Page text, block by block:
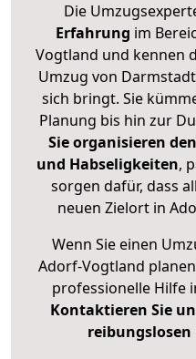
Die
Erfahrung im
Vogtland und kennen
Umzug von
sich bringt. Sie
Planung bis hin zur
Sie organisieren
und Habseligkeiten,
sorgen dafür, dass
neuen Zielort in
Wenn Sie einen
Adorf-Vogtland
professionelle Hilfe
Kontaktieren Sie
reibungslosen